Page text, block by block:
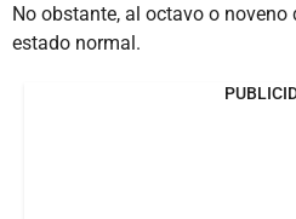
No obstante, al octavo o
estado normal.